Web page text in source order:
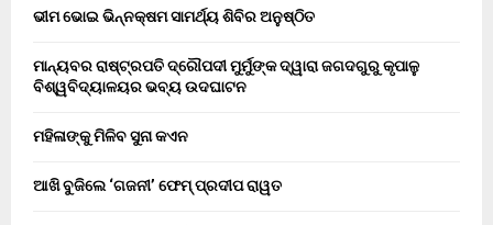
ଭୀମ ଭୋଇ ଭିନ୍ନକ୍ଷମ ସାମର୍ଥ୍ୟ ଶିବିର ଅନୁଷ୍ଠିତ
ମାନ୍ୟବର ରାଷ୍ଟ୍ରପତି ଦ୍ରୌପଦୀ ମୁର୍ମୁଙ୍କ ଦ୍ୱାରା ଜଗଦଗୁରୁ କୃପାଳୁ
ବିଶ୍ୱବିଦ୍ୟାଳୟର ଭବ୍ୟ ଉଦଘାଟନ
ମହିଳାଙ୍କୁ ମିଳିବ ସୁନା କଏନ
ଆଖି ବୁଜିଲେ ‘ଗଜନୀ’ ଫେମ୍ ପ୍ରଦୀପ ରାୱତ